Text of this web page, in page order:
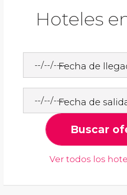
Hoteles
Fecha de
Fecha de
Buscar
Ver todos los